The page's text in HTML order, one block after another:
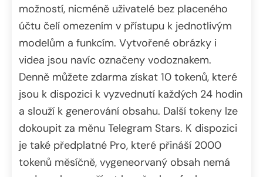
možností, nicméně uživatelé bez placeného
účtu čelí omezením v přístupu k jednotlivým
modelům a funkcím. Vytvořené obrázky i
videa jsou navíc označeny vodoznakem.
Denně můžete zdarma získat 10 tokenů, které
jsou k dispozici k vyzvednutí každých 24 hodin
a slouží k generování obsahu. Další tokeny lze
dokoupit za měnu Telegram Stars. K dispozici
je také předplatné Pro, které přináší 2000
tokenů měsíčně, vygeneorvaný obsah nemá